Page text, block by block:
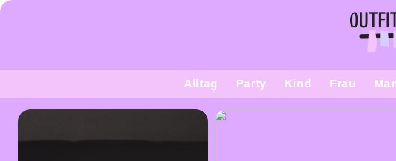
Alltag Party Kind Frau